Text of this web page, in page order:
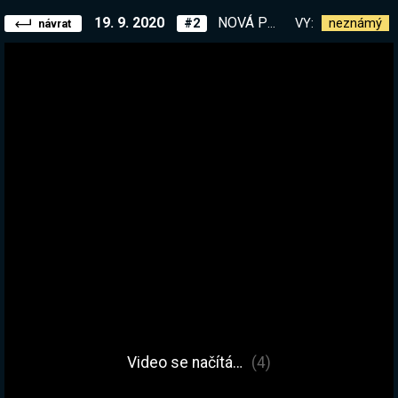
návrat 19. 9. 2020 #2 NOVÁ POE LIGA? Essence Drain + Contagion Starter | Máš otázky? Ptej se! | Koukni na náš projekt www.exiles.cz VY: neznámý
Video se načítá… (4)